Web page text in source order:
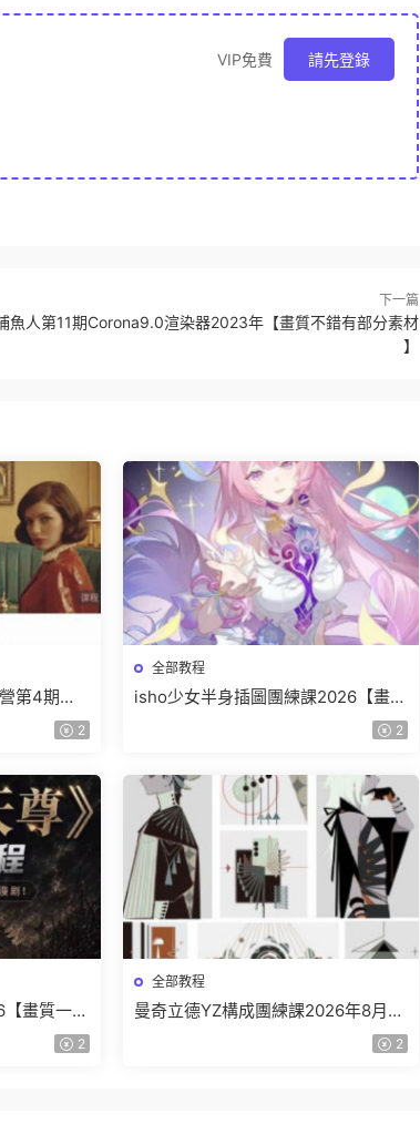
VIP免費 請先登錄
下一篇
魚人第11期Corona9.0渲染器2023年【畫質不錯有部分素材
】
第4期
2
全部教程
isho少女半身插圖團練課2026【畫質
2
畫質一般
2
全部教程
曼奇立德YZ構成團練課2026年8月已
2